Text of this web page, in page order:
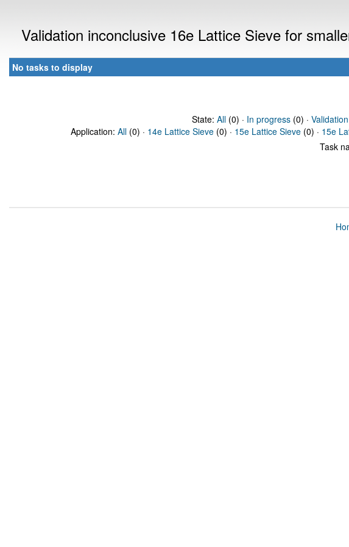
Validation inconclusive 16e Lattice Sieve for
No tasks to display
State: All(0) · In progress(0) ·
Application: All (0) · 14e Lattice Sieve (0) · 15e Lattice Sieve (0) · 15e
Task